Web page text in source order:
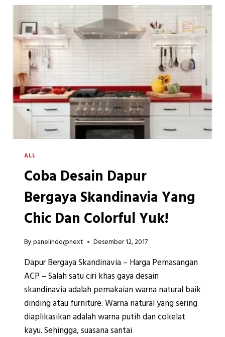
PANEL
KEBUTUHAN
BANGUNAN
DI
ALL
Coba Desain Dapur
Bergaya Skandinavia Yang
Chic Dan Colorful Yuk!
Bypanelindo@next Desember 12, 2017
Dapur Bergaya Skandinavia – Harga Pemasangan
ACP – Salah satu ciri khas gaya desain
skandinavia adalah pemakaian warna natural baik
dinding atau furniture. Warna natural yang sering
diaplikasikan adalah warna putih dan cokelat
kayu. Sehingga, suasana santai